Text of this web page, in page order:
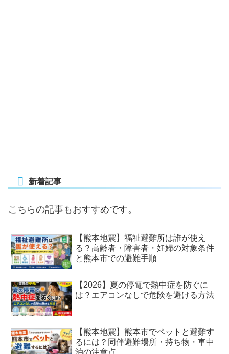
新着記事
こちらの記事もおすすめです。
【熊本地震】福祉避難所は誰が使え
る？高齢者・障害者・妊婦の対象条件
と熊本市での避難手順
【2026】夏の停電で熱中症を防ぐに
は？エアコンなしで危険を避ける方法
【熊本地震】熊本市でペットと避難す
るには？同伴避難場所・持ち物・車中
泊の注意点